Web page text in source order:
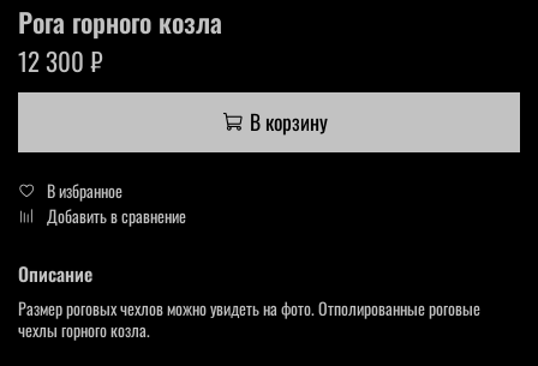
Рога горного козла
12 300 ₽
В корзину
В избранное
Добавить в сравнение
Описание
Размер роговых чехлов можно увидеть на фото. Отполированные роговые
чехлы горного козла.